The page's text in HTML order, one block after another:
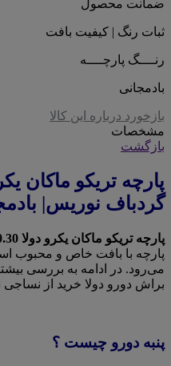
ضمانت محصول
ثبات رنگ | کیفیت بافت
رنــــگ پارچــــه
بادمجانی
بازخورد درباره این کالا
مشخصات
بازگشت
گردباف نوریس|
پارچه تریکو ماکان یکرو دولا 40.30 براش گردباف بادمجانی
پارچه با بافت خاص و محبوب
می‌رود. در ادامه به بررسی
براش دورو دولا خرید از
پنبه دورو چیست ؟